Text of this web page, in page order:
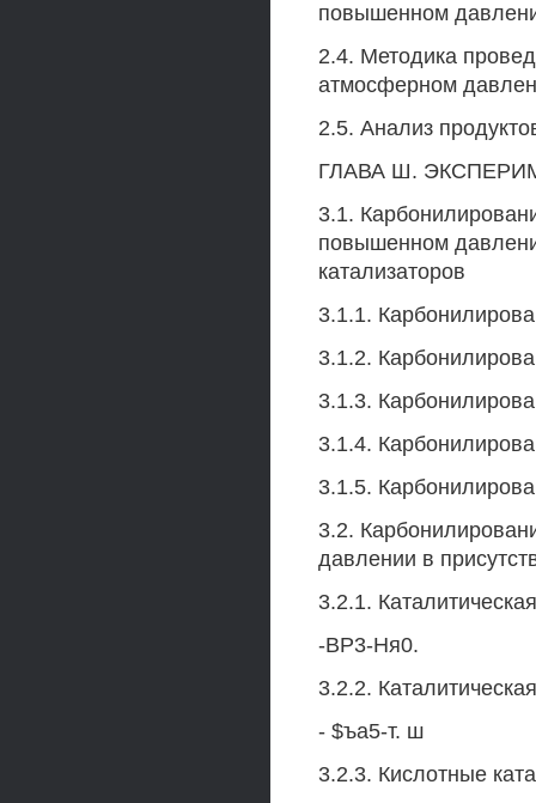
повышенном
2.4. Методика
атмосферном
2.5. Анализ
ГЛАВА Ш.
3.1.
повышенном
катализаторов
3.1.1.
3.1.2.
3.1.3.
3.1.4.
3.1.5.
3.2.
давлении в
3.2.1.
-ВР3-Ня0.
3.2.2.
- $ъа5-т. ш
3.2.3. Кислотные